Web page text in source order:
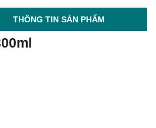
THÔNG TIN SẢN PHẨM